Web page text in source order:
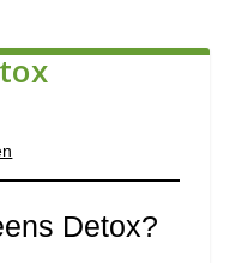
Detox?